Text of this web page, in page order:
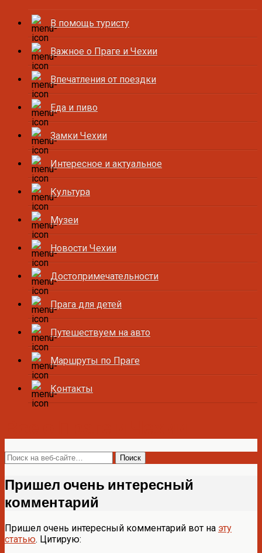
В помощь туристу
Важное о Праге и Чехии
Впечатления от поездки
Еда и пиво
Замки Чехии
Интересное и актуальное
Культура
Музеи
Новости Чехии
Достопримечательности
Прага для детей
Путешествуем на авто
Маршруты по Праге
Контакты
Пришел очень интересный
комментарий
Пришел очень интересный комментарий вот на эту
статью. Цитирую: